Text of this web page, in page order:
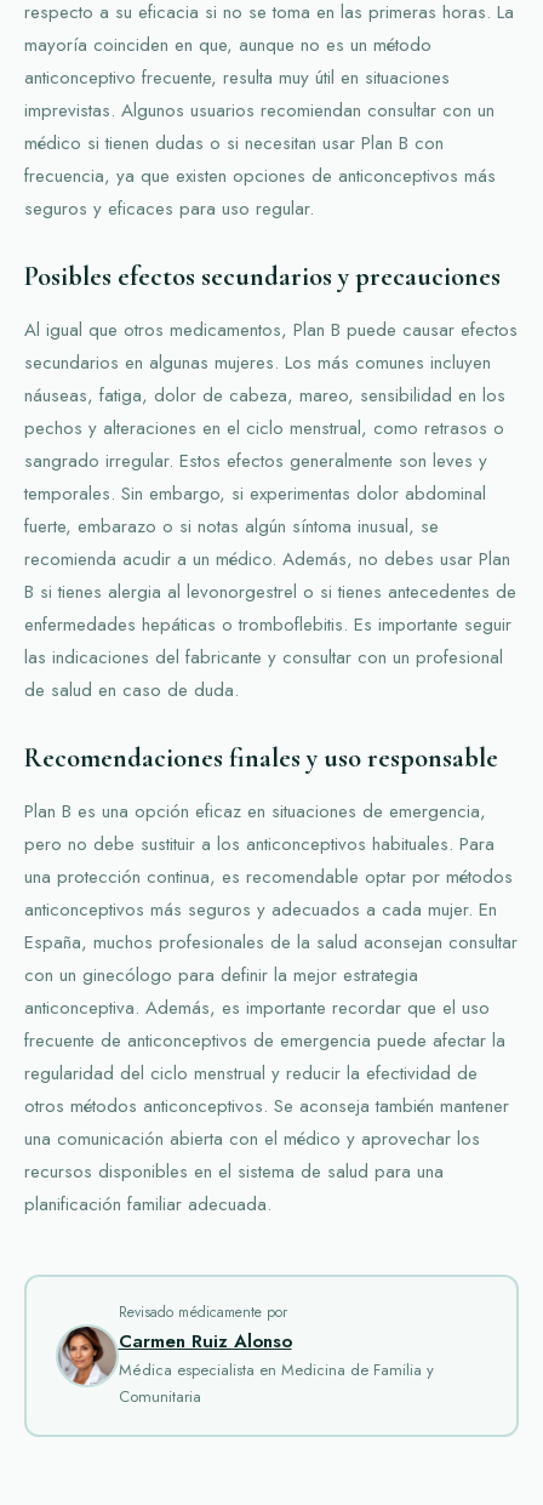
respecto a su eficacia si no se toma en las primeras horas. La
mayoría coinciden en que, aunque no es un método
anticonceptivo frecuente, resulta muy útil en situaciones
imprevistas. Algunos usuarios recomiendan consultar con un
médico si tienen dudas o si necesitan usar Plan B con
frecuencia, ya que existen opciones de anticonceptivos más
seguros y eficaces para uso regular.
Posibles efectos secundarios y precauciones
Al igual que otros medicamentos, Plan B puede causar efectos
secundarios en algunas mujeres. Los más comunes incluyen
náuseas, fatiga, dolor de cabeza, mareo, sensibilidad en los
pechos y alteraciones en el ciclo menstrual, como retrasos o
sangrado irregular. Estos efectos generalmente son leves y
temporales. Sin embargo, si experimentas dolor abdominal
fuerte, embarazo o si notas algún síntoma inusual, se
recomienda acudir a un médico. Además, no debes usar Plan
B si tienes alergia al levonorgestrel o si tienes antecedentes de
enfermedades hepáticas o tromboflebitis. Es importante seguir
las indicaciones del fabricante y consultar con un profesional
de salud en caso de duda.
Recomendaciones finales y uso responsable
Plan B es una opción eficaz en situaciones de emergencia,
pero no debe sustituir a los anticonceptivos habituales. Para
una protección continua, es recomendable optar por métodos
anticonceptivos más seguros y adecuados a cada mujer. En
España, muchos profesionales de la salud aconsejan consultar
con un ginecólogo para definir la mejor estrategia
anticonceptiva. Además, es importante recordar que el uso
frecuente de anticonceptivos de emergencia puede afectar la
regularidad del ciclo menstrual y reducir la efectividad de
otros métodos anticonceptivos. Se aconseja también mantener
una comunicación abierta con el médico y aprovechar los
recursos disponibles en el sistema de salud para una
planificación familiar adecuada.
Revisado médicamente por
Carmen Ruiz Alonso
Médica especialista en Medicina de Familia y
Comunitaria